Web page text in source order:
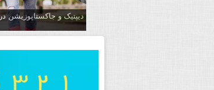
دیپتیک و جاکستا‌پوزیشن